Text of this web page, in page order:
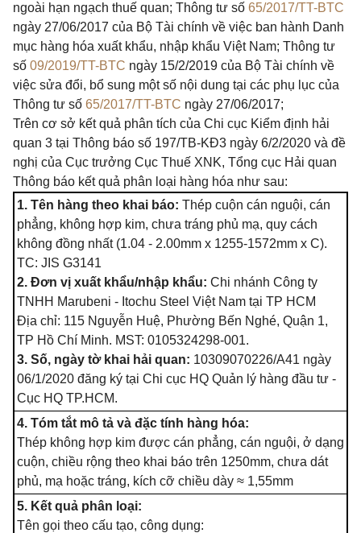
ngoài hạn ngạch thuế quan; Thông tư số 65/2017/TT-BTC
ngày 27/06/2017 của Bộ Tài chính về việc ban hành Danh
mục hàng hóa xuất khẩu, nhập khẩu Việt Nam; Thông tư
số 09/2019/TT-BTC ngày 15/2/2019 của Bộ Tài chính về
việc sửa đổi, bổ sung một số nội dung tại các phụ lục của
Thông tư số 65/2017/TT-BTC ngày 27/06/2017;
Trên cơ sở kết quả phân tích của Chi cục Kiểm định hải
quan 3 tại Thông báo số 197/TB-KĐ3 ngày 6/2/2020 và đề
nghị của Cục trưởng Cục Thuế XNK, Tổng cục Hải quan
Thông báo kết quả phân loại hàng hóa như sau:
1. Tên hàng theo khai báo: Thép cuộn cán nguội, cán
phẳng, không hợp kim, chưa tráng phủ mạ, quy cách
không đồng nhất (1.04 - 2.00mm x 1255-1572mm x C).
TC: JIS G3141
2. Đơn vị xuất khẩu/nhập khẩu: Chi nhánh Công ty
TNHH Marubeni - Itochu Steel Việt Nam tại TP HCM
Địa chỉ: 115 Nguyễn Huệ, Phường Bến Nghé, Quận 1,
TP Hồ Chí Minh. MST: 0105324298-001.
3. Số, ngày tờ khai hải quan: 10309070226/A41 ngày
06/1/2020 đăng ký tại Chi cục HQ Quản lý hàng đầu tư -
Cục HQ TP.HCM.
4. Tóm tắt mô tả và đặc tính hàng hóa:
Thép không hợp kim được cán phẳng, cán nguội, ở dạng
cuộn, chiều rộng theo khai báo trên 1250mm, chưa dát
phủ, mạ hoặc tráng, kích cỡ chiều dày ≈ 1,55mm
5. Kết quả phân loại:
Tên gọi theo cấu tạo, công dụng: